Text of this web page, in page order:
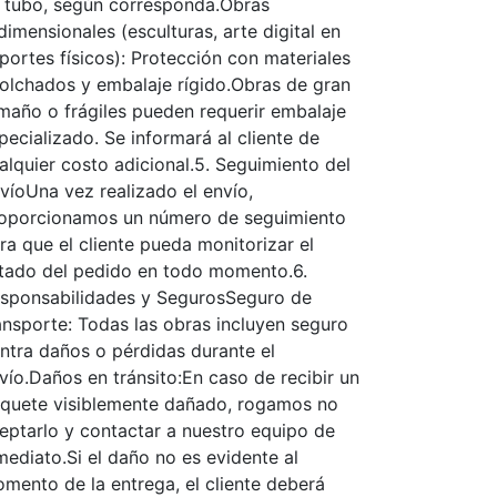
(esculturas, arte digital en
físicos): Protección con materiales
y embalaje rígido.Obras de gran
o frágiles pueden requerir embalaje
Se informará al cliente de
costo adicional.5. Seguimiento del
vez realizado el envío,
un número de seguimiento
que el cliente pueda monitorizar el
del pedido en todo momento.6.
y SegurosSeguro de
Todas las obras incluyen seguro
daños o pérdidas durante el
en tránsito:En caso de recibir un
visiblemente dañado, rogamos no
y contactar a nuestro equipo de
el daño no es evidente al
de la entrega, el cliente deberá